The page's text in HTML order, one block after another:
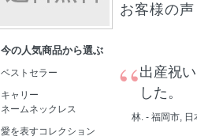
今の人気商品から選ぶ
ベストセラー
キャリー
ネームネックレス
愛を表すコレクション
お客様の声
“出産祝
した。
林. - 福岡市, 日